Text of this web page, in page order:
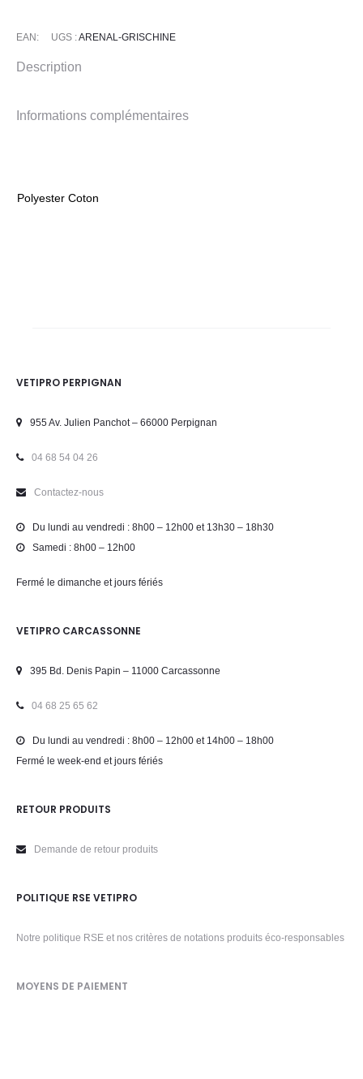
EAN: UGS :ARENAL-GRISCHINE
Description
Informations complémentaires
Polyester Coton
VETIPRO PERPIGNAN
955 Av. Julien Panchot – 66000 Perpignan
04 68 54 04 26
Contactez-nous
Du lundi au vendredi : 8h00 – 12h00 et 13h30 – 18h30
Samedi : 8h00 – 12h00
Fermé le dimanche et jours fériés
VETIPRO CARCASSONNE
395 Bd. Denis Papin – 11000 Carcassonne
04 68 25 65 62
Du lundi au vendredi : 8h00 – 12h00 et 14h00 – 18h00
Fermé le week-end et jours fériés
RETOUR PRODUITS
Demande de retour produits
POLITIQUE RSE VETIPRO
Notre politique RSE et nos critères de notations produits éco-responsables
MOYENS DE PAIEMENT